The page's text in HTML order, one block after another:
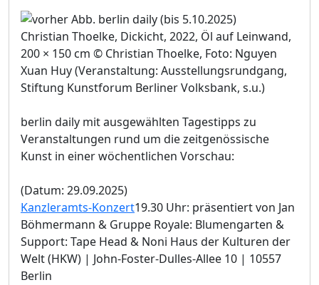
Christian Thoelke, Dickicht, 2022, Öl auf Leinwand,
200 × 150 cm © Christian Thoelke, Foto: Nguyen
Xuan Huy (Veranstaltung: Ausstellungsrundgang,
Stiftung Kunstforum Berliner Volksbank, s.u.)
berlin daily mit ausgewählten Tagestipps zu
Veranstaltungen rund um die zeitgenössische
Kunst in einer wöchentlichen Vorschau:
(Datum: 29.09.2025)
Kanzleramts-Konzert19.30 Uhr: präsentiert von Jan
Böhmermann & Gruppe Royale: Blumengarten &
Support: Tape Head & Noni Haus der Kulturen der
Welt (HKW) | John-Foster-Dulles-Allee 10 | 10557
Berlin